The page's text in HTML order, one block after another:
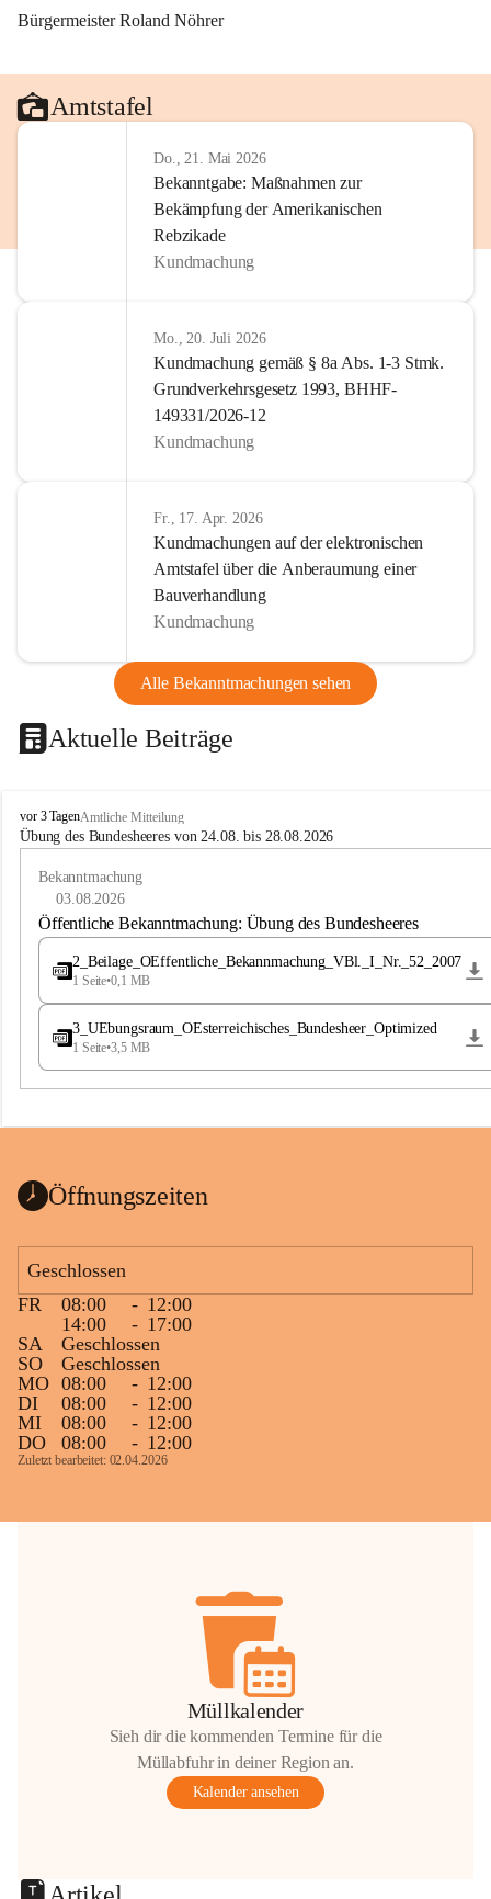
Bürgermeister Roland Nöhrer
Amtstafel
Do., 21. Mai 2026
Bekanntgabe: Maßnahmen zur
Bekämpfung der Amerikanischen
Rebzikade
Kundmachung
Mo., 20. Juli 2026
Kundmachung gemäß § 8a Abs. 1-3 Stmk.
Grundverkehrsgesetz 1993, BHHF-
149331/2026-12
Kundmachung
Fr., 17. Apr. 2026
Kundmachungen auf der elektronischen
Amtstafel über die Anberaumung einer
Bauverhandlung
Kundmachung
Alle Bekanntmachungen sehen
Aktuelle Beiträge
B
u
e
a
vor 3 TagenAmtliche Mitteilung
Übung des Bundesheeres von 24.08. bis 28.08.2026
Bekanntmachung
03.08.2026
Öffentliche Bekanntmachung: Übung des Bundesheeres
2_Beilage_OEffentliche_Bekannmachung_VBl._I_Nr._52_2007
1 Seite•0,1 MB
3_UEbungsraum_OEsterreichisches_Bundesheer_Optimized
1 Seite•3,5 MB
Öffnungszeiten
Geschlossen
FR
08:00 - 12:00
14:00
- 17:00
SA
Geschlossen
SO
Geschlossen
MO 08:00 - 12:00
DI
08:00 - 12:00
MI
08:00 - 12:00
DO
08:00 - 12:00
Zuletzt bearbeitet: 02.04.2026
Müllkalender
Sieh dir die kommenden Termine für die
Müllabfuhr in deiner Region an.
Kalender ansehen